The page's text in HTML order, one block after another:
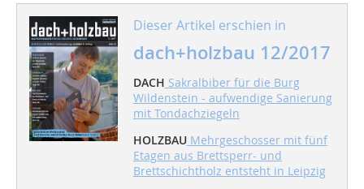
Dieser Artikel erschien in
dach+holzbau 12/2017
DACH Sakralbiber für die Burg
Wildenstein - aufwendige Sanierung
mit Tondachziegeln
HOLZBAUMehrgeschosser mit fünf
Etagen aus Brettsperr- und
Brettschichtholz entsteht in Leipzig